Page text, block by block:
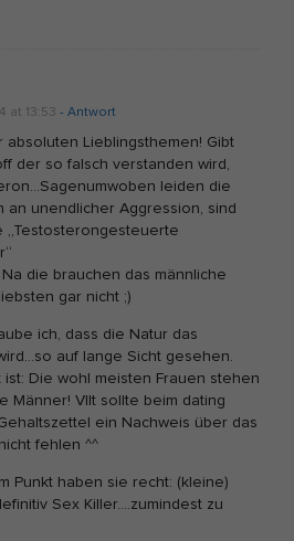
at 13:53 - Antwort
absoluten Lieblingsthemen! Gibt
der so falsch verstanden wird,
leiden die
an unendlicher Aggression, sind
„Testosterongesteuerte
Na die brauchen das männliche
gar nicht ;)
ich, dass die Natur das
auf lange Sicht gesehen.
ist: Die wohl meisten Frauen stehen
Männer! Vllt sollte beim dating
ein Nachweis über das
fehlen ^^
Punkt haben sie recht: (kleine)
Sex Killer….zumindest zu